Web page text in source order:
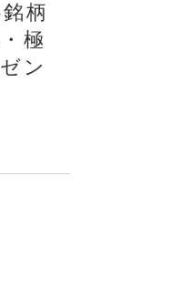
柄
極
ン